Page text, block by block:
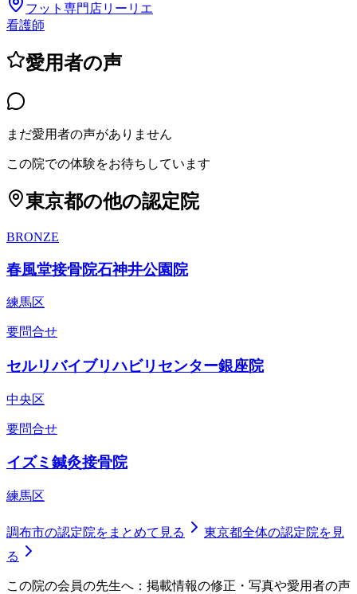
フット専門店リーリエ
看護師
愛用者の声
まだ愛用者の声がありません
この院での体験をお待ちしています
東京都の他の認定院
BRONZE
春風堂接骨院石神井公園院
練馬区
要問合せ
セルリバイブリハビリセンター銀座院
中央区
要問合せ
イズミ鍼灸接骨院
練馬区
調布市の認定院をまとめて見る 東京都全体の認定院を見
る
この院の会員の先生へ：掲載情報の修正・写真や愛用者の声